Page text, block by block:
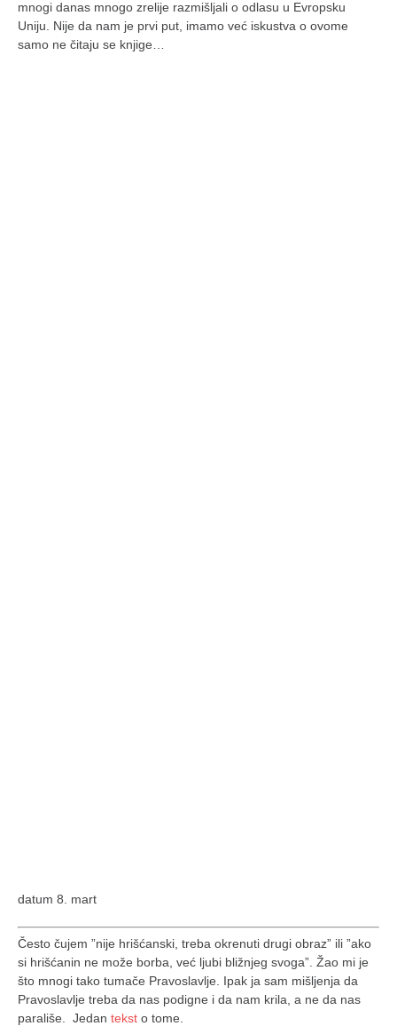
mnogi danas mnogo zrelije razmišljali o odlasu u Evropsku
Uniju. Nije da nam je prvi put, imamo već iskustva o ovome
samo ne čitaju se knjige…
datum 8. mart
Često čujem ”nije hrišćanski, treba okrenuti drugi obraz” ili ”ako
si hrišćanin ne može borba, već ljubi bližnjeg svoga”. Žao mi je
što mnogi tako tumače Pravoslavlje. Ipak ja sam mišljenja da
Pravoslavlje treba da nas podigne i da nam krila, a ne da nas
parališe. Jedan tekst o tome.